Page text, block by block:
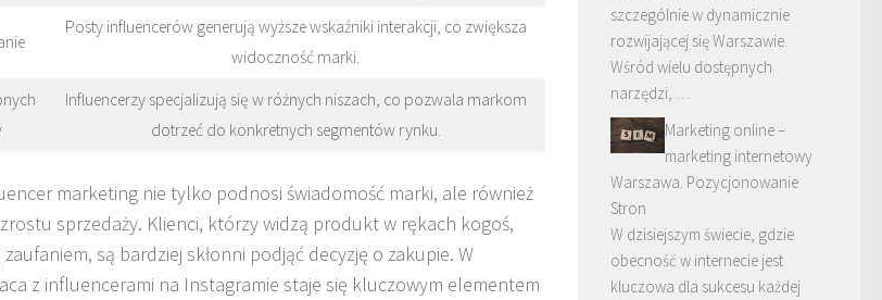
Posty influencerów generują wyższe wskaźniki interakcji, co zwiększa
widoczność marki.
Influencerzy specjalizują się w różnych niszach, co pozwala markom
dotrzeć do konkretnych segmentów rynku.
marketing nie tylko podnosi świadomość marki, ale również
sprzedaży. Klienci, którzy widzą produkt w rękach kogoś,
są bardziej skłonni podjąć decyzję o zakupie. W
z influencerami na Instagramie staje się kluczowym elementem
szczególnie w dynamicznie
rozwijającej się Warszawie.
Wśród wielu dostępnych
narzędzi, …
Marketing online –
marketing internetowy
Warszawa. Pozycjonowanie
Stron
W dzisiejszym świecie, gdzie
obecność w internecie jest
kluczowa dla sukcesu każdej